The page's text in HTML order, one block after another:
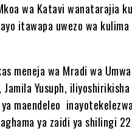
wa Katavi wanatarajia
itawapa uwezo wa
meneja wa Mradi wa
Yusuph,
maendeleo
ya zaidi ya shilingi